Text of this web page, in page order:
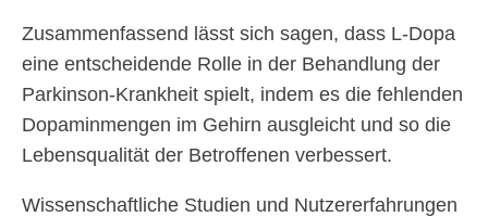
Zusammenfassend lässt sich sagen, dass L-Dopa
eine entscheidende Rolle in der Behandlung der
Parkinson-Krankheit spielt, indem es die fehlenden
Dopaminmengen im Gehirn ausgleicht und so die
Lebensqualität der Betroffenen verbessert.
Wissenschaftliche Studien und Nutzererfahrungen